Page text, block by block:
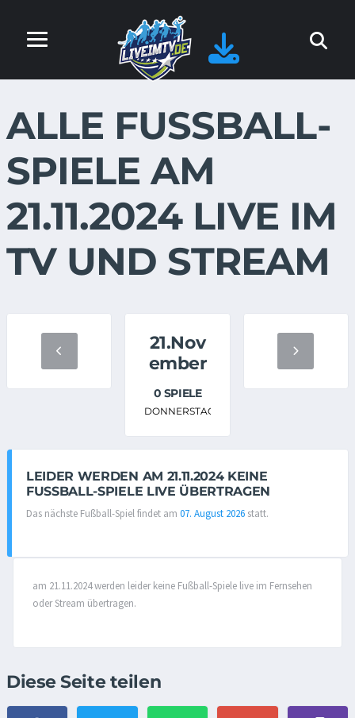
ALLE FUSSBALL-S
PIELE AM 2
1.11.2024 LIVE IM T
V UND STREAM
21.Nov
ember
0 SPIELE
DONNERSTAG
LEIDER WERDEN AM 21.11.2024 KEINE
FUSSBALL-SPIELE LIVE ÜBERTRAGEN
Das nächste Fußball-Spiel findet am 07. August 2026 statt.
am 21.11.2024 werden leider keine Fußball-Spiele live im Fernsehen
oder Stream übertragen.
Diese Seite teilen